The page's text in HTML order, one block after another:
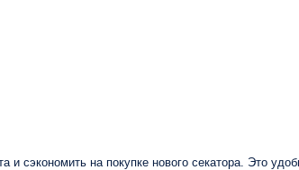
сэкономить на покупке нового секатора. Это